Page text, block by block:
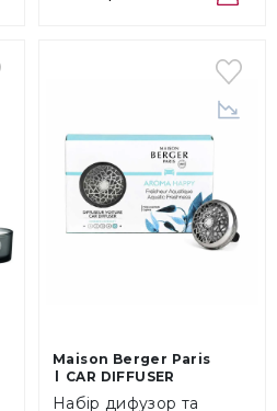
Maison Berger Paris
CAR DIFFUSER
Набір дифузор та